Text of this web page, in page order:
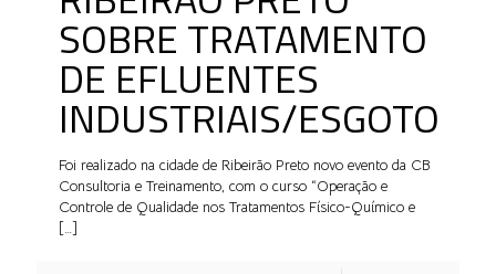
SOBRE TRATAMENTO
DE EFLUENTES
INDUSTRIAIS/ESGOTO
Foi realizado na cidade de Ribeirão Preto novo evento da CB
Consultoria e Treinamento, com o curso “Operação e
Controle de Qualidade nos Tratamentos Físico-Químico e
[…]